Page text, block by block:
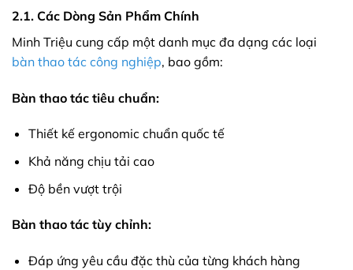
2.1. Các Dòng Sản Phẩm Chính
Minh Triệu cung cấp một danh mục đa dạng các loại
bàn thao tác công nghiệp, bao gồm:
Bàn thao tác tiêu chuẩn:
Thiết kế ergonomic chuẩn quốc tế
Khả năng chịu tải cao
Độ bền vượt trội
Bàn thao tác tùy chỉnh:
Đáp ứng yêu cầu đặc thù của từng khách hàng